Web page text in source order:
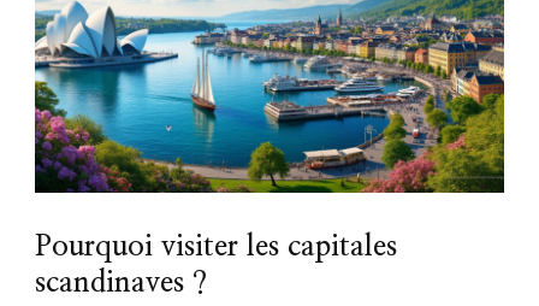
Pourquoi visiter les capitales
scandinaves ?